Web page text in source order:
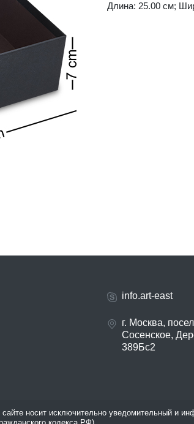
Длина: 25.00 см;
info.art-east
г. Москва,
Сосенское,
389Бс2
носит исключительно уведомительный и